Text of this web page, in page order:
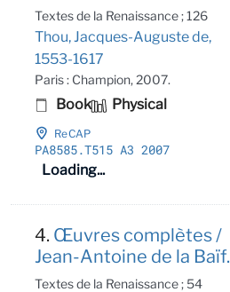
Textes de la Renaissance ; 126
Thou, Jacques-Auguste de,
1553-1617
Paris : Champion, 2007.
Book Physical
ReCAP
PA8585.T515 A3 2007
Loading...
4. Œuvres complètes /
Jean-Antoine de la Baïf.
Textes de la Renaissance ; 54